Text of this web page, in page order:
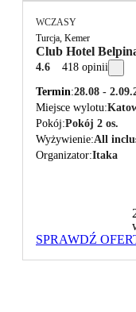
WCZASY
Turcja, Kemer
Club Hotel
4.6 418 opinii
Termin 28.08 -
Miejsce wylotu
Pokój Pokój 2 os.
Wyżywienie All
Organizator Itaka
SPRAWDŹ